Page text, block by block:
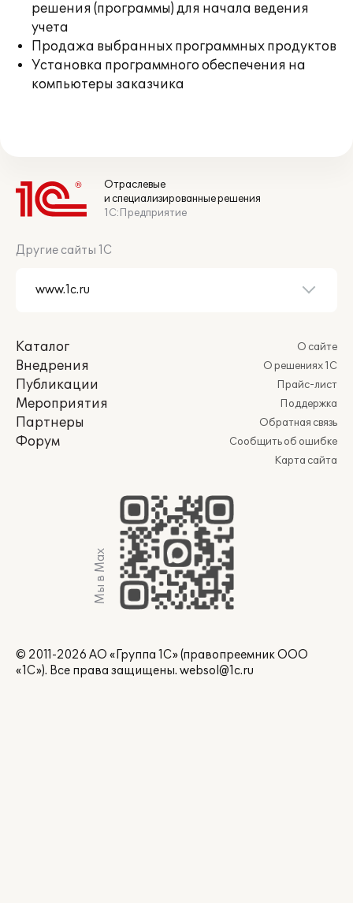
решения (программы) для начала ведения
учета
Продажа выбранных программных продуктов
Установка программного обеспечения на
компьютеры заказчика
Отраслевые
и специализированные решения
1С:Предприятие
Другие сайты 1С
Каталог
Внедрения
Публикации
Мероприятия
Партнеры
Форум
О сайте
О решениях 1С
Прайс-лист
Поддержка
Обратная связь
Сообщить об ошибке
Карта сайта
Мы в Max
© 2011-2026 АО «Группа 1С» (правопреемник ООО
«1С»). Все права защищены. websol@1c.ru